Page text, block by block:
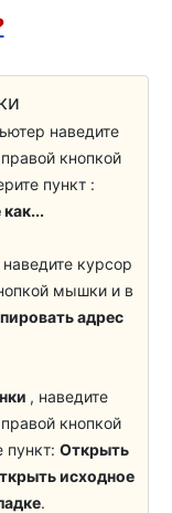
наведите
кнопкой
пункт :
курсор
мышки и в
адрес
, наведите
кнопкой
Открыть
исходное
.